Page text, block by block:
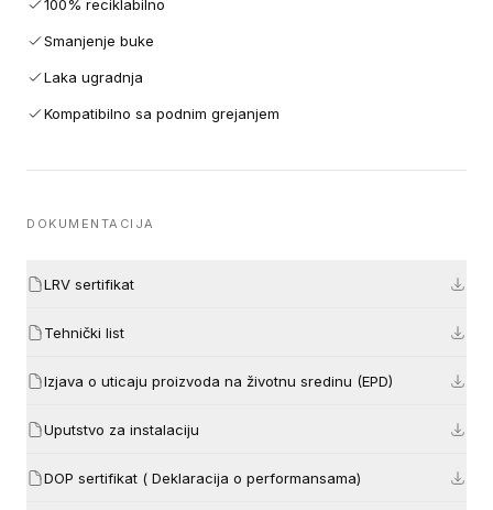
100% reciklabilno
Smanjenje buke
Laka ugradnja
Kompatibilno sa podnim grejanjem
DOKUMENTACIJA
LRV sertifikat
Tehnički list
Izjava o uticaju proizvoda na životnu sredinu (EPD)
Uputstvo za instalaciju
DOP sertifikat ( Deklaracija o performansama)